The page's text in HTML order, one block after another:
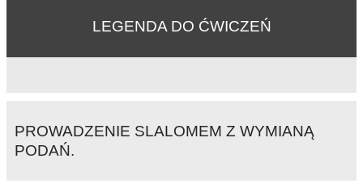
LEGENDA DO ĆWICZEŃ
PROWADZENIE SLALOMEM Z WYMIANĄ
PODAŃ.